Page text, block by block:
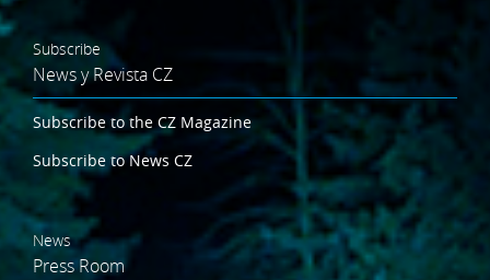
Subscribe
News y Revista CZ
Subscribe to the CZ Magazine
Subscribe to News CZ
News
Press Room